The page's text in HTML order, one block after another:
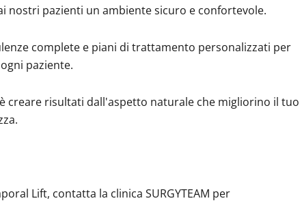
nostri pazienti un ambiente sicuro e confortevole.
complete e piani di trattamento personalizzati per
paziente.
creare risultati dall'aspetto naturale che migliorino il tuo
Lift, contatta la clinica SURGYTEAM per